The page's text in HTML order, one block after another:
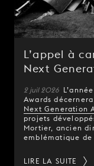
L’appel à
Next
2 juil 2026
Awards
Next Generation
projets
Mortier, ancien
emblématique
LIRE LA SUITE